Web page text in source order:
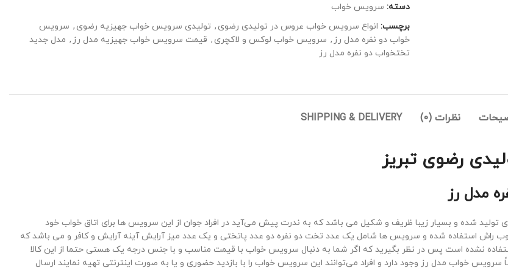
دسته: سرویس خواب
برچسب: انواع سرویس خواب عروس در تولیدی رضوی , تولیدی سرویس خواب جهیزیه رضوی , سرویس
خواب دو نفره مدل رز , سرویس خواب لوکس و لاکچری , قیمت سرویس خواب جهیزیه مدل رز , مدل جدید
تختخواب دو نفره مدل رز
نظرات (0) SHIPPING & DELIVERY
رضوی تبریز
مدل رز
شده و بسیار زیبا ظریف و شکیل می باشد که به ندرت پیش می‌آید در افراد جوان از این سرویس ها برای اتاق خواب خود
راش استفاده شده و سرویس ها شامل یک عدد تخت دو نفره دو عدد پاتختی و یک عدد میز آرایش آینه آرایش و کافر و می باشد که
نشده است پس در نظر بگیرید که اگر شما به دنبال سرویس خواب با قیمت مناسب و با جنس درجه یک هستی حتما از این کالا
خواب مدل رز وجود دارد و افراد می‌توانند این سرویس خواب را با بازدید حضوری و یا به صورت اینترنتی تهیه نمایند ارسال